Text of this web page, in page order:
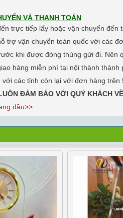
VÀ THANH TOÁN
trực tiếp lấy hoặc vận chuyển đến
trợ vận chuyển toàn quốc với các
khi được đóng thùng gửi đi. Nên
hàng miễn phí tại nội thành
các tỉnh còn lại với đơn hàng trên
ĐẢM BẢO VỚI QUÝ KHÁCH
đầu>>